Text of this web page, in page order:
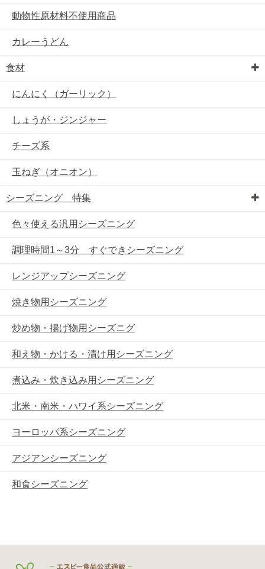
動物性原材料不使用商品
カレーうどん
食材
にんにく（ガーリック）
しょうが・ジンジャー
チーズ系
玉ねぎ（オニオン）
シーズニング 特集
色々使える汎用シーズニング
調理時間1～3分 すぐできシーズニング
レンジアップシーズニング
焼き物用シーズニング
炒め物・揚げ物用シーズニグ
和え物・かける・漬け用シーズニング
煮込み・炊き込み用シーズニング
北米・南米・ハワイ系シーズニング
ヨーロッパ系シーズニング
アジアンシーズニング
和食シーズニング